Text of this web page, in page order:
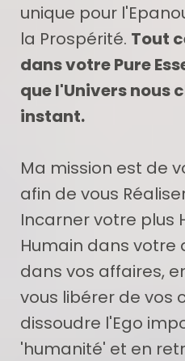
unique pour
la Prospérité. Tout
dans votre Pure
que l'Univers nous
instant.
Ma mission est de
afin de vous
Incarner votre plus
Humain dans
dans vos affaires,
vous libérer de vos
dissoudre l'Ego
'humanité' et en